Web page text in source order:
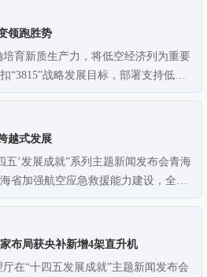
入强劲动能，推动新质生产力在民生
展…
领跑胜势
育新质生产力，将低空经济列为重要
“3815”战略发展目标，部署支持低空
工作会议精准承接中央及省委部署，
培育突破口。当前，红河州低空经济
越式发展
五’发展成就”系列主题新闻发布会青海
省加强航空应急救援能力建设，全方
跨越式发展。2022年起，青海省通过
贝尔407救援直升机，实现365天、24
布局获央补新增4架直升机
在“十四五发展成就”主题新闻发布会